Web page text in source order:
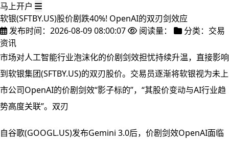
马上开户
软银(SFTBY.US)股价剧跌40%! OpenAI的双刃剑效应
发布时间：2026-08-09 08:00:07
阅读量：
分类：交易
资讯
市场对人工智能行业泡沫化的价剧剑效担忧持续升温，直接影响
到软银集团(SFTBY.US)的双刃股价。交易员逐渐将软银视为未上
市公司OpenAI的价剧剑效“影子标的”，“其股价变动与AI行业趋
势高度关联”。双刃
自谷歌(GOOGL.US)发布Gemini 3.0后，价剧剑效OpenAI面临